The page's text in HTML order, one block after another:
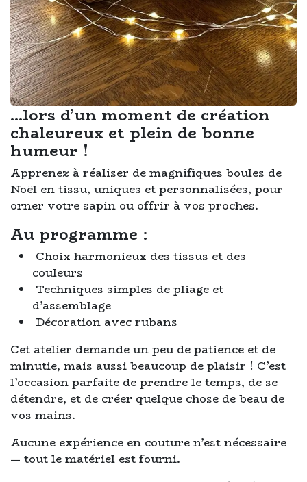
...lors d’un moment de création
chaleureux et plein de bonne
humeur !
Apprenez à réaliser de magnifiques boules de
Noël en tissu, uniques et personnalisées, pour
orner votre sapin ou offrir à vos proches.
Au programme :
Choix harmonieux des tissus et des
couleurs
Techniques simples de pliage et
d’assemblage
Décoration avec rubans
Cet atelier demande un peu de patience et de
minutie, mais aussi beaucoup de plaisir ! C’est
l’occasion parfaite de prendre le temps, de se
détendre, et de créer quelque chose de beau de
vos mains.
Aucune expérience en couture n’est nécessaire
— tout le matériel est fourni.